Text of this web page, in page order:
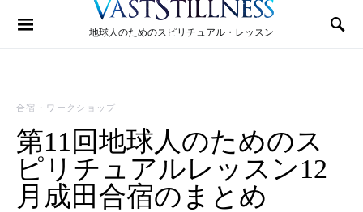
地球人のためのスピリチュアル・レッスン
Search for:
合宿・ワークショップ
第11回地球人のためのス
ピリチュアルレッスン12
月成田合宿のまとめ